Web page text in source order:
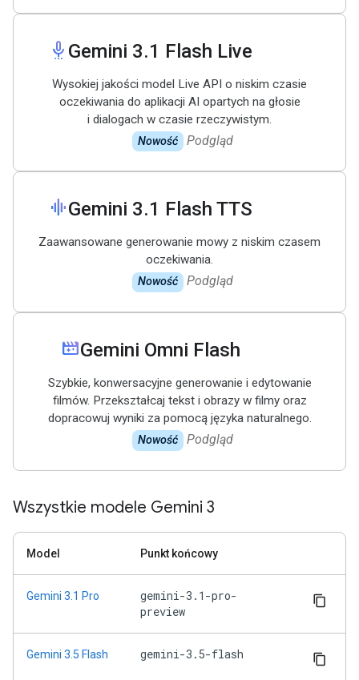
settings_voice Gemini 3.1 Flash Live
Wysokiej jakości model Live API o niskim czasie
oczekiwania do aplikacji AI opartych na głosie
i dialogach w czasie rzeczywistym.
Nowość Podgląd
graphic_eqGemini 3.1 Flash TTS
Zaawansowane generowanie mowy z niskim czasem
oczekiwania.
Nowość Podgląd
movie_filterGemini Omni Flash
Szybkie, konwersacyjne generowanie i edytowanie
filmów. Przekształcaj tekst i obrazy w filmy oraz
dopracowuj wyniki za pomocą języka naturalnego.
Nowość Podgląd
Wszystkie modele Gemini 3
Model Punkt końcowy
Gemini 3.1 Pro
gemini-3.1-pro-
preview
Gemini 3.5 Flash gemini-3.5-flash